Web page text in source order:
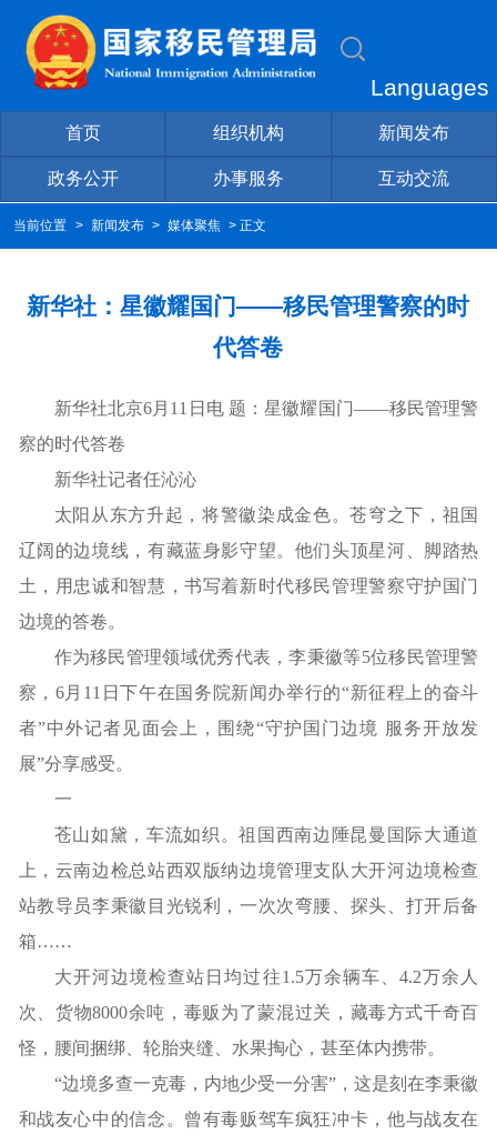
Languages
首页 组织机构 新闻发布
政务公开 办事服务 互动交流
当前位置 > 新闻发布 > 媒体聚焦 > 正文
新华社：星徽耀国门——移民管理警察的时
代答卷
新华社北京6月11日电 题：星徽耀国门——移民管理警
察的时代答卷
新华社记者任沁沁
太阳从东方升起，将警徽染成金色。苍穹之下，祖国
辽阔的边境线，有藏蓝身影守望。他们头顶星河、脚踏热
土，用忠诚和智慧，书写着新时代移民管理警察守护国门
边境的答卷。
作为移民管理领域优秀代表，李秉徽等5位移民管理警
察，6月11日下午在国务院新闻办举行的“新征程上的奋斗
者”中外记者见面会上，围绕“守护国门边境 服务开放发
展”分享感受。
一
苍山如黛，车流如织。祖国西南边陲昆曼国际大通道
上，云南边检总站西双版纳边境管理支队大开河边境检查
站教导员李秉徽目光锐利，一次次弯腰、探头、打开后备
箱……
大开河边境检查站日均过往1.5万余辆车、4.2万余人
次、货物8000余吨，毒贩为了蒙混过关，藏毒方式千奇百
怪，腰间捆绑、轮胎夹缝、水果掏心，甚至体内携带。
“边境多查一克毒，内地少受一分害”，这是刻在李秉徽
和战友心中的信念。曾有毒贩驾车疯狂冲卡，他与战友在